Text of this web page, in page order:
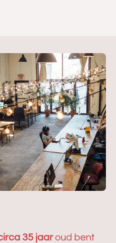
35 jaaroud bent